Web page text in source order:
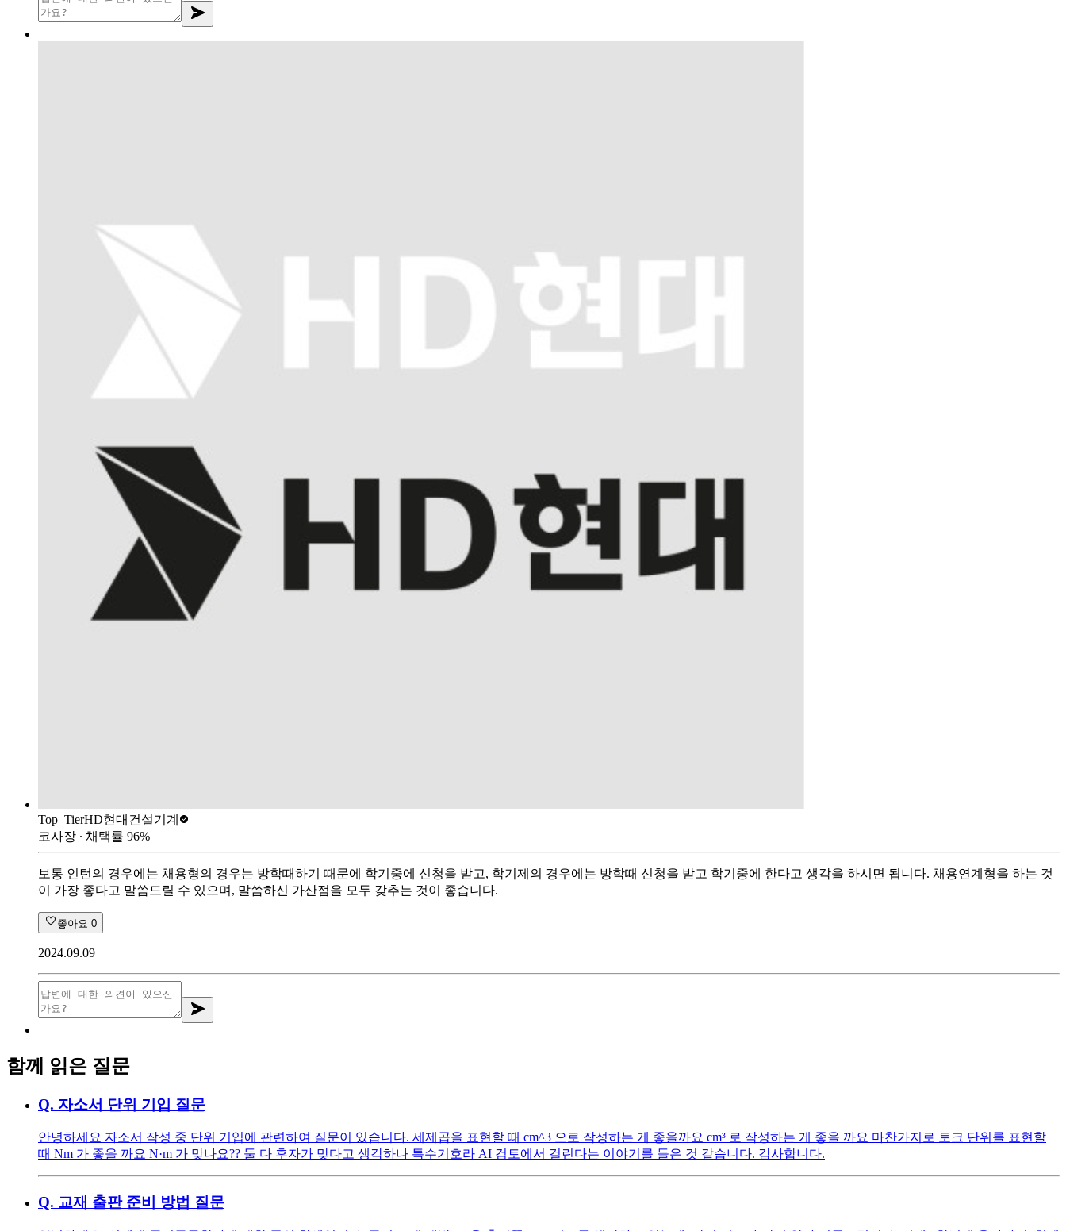
Top_TierHD현대건설기계
코사장 ∙ 채택률 96%
보통 인턴의 경우에는 채용형의 경우는 방학때하기 때문에 학기중에 신청을 받고, 학기제의 경우에는 방학때 신청을 받고 학기중에 한다고 생각을 하시면 됩니다. 채용연계형을 하는 것
이 가장 좋다고 말씀드릴 수 있으며, 말씀하신 가산점을 모두 갖추는 것이 좋습니다.
좋아요 0
2024.09.09
함께 읽은 질문
Q. 자소서 단위 기입 질문
안녕하세요 자소서 작성 중 단위 기입에 관련하여 질문이 있습니다. 세제곱을 표현할 때 cm^3 으로 작성하는 게 좋을까요 cm³ 로 작성하는 게 좋을 까요 마찬가지로 토크 단위를 표현할
때 Nm 가 좋을 까요 N·m 가 맞나요?? 둘 다 후자가 맞다고 생각하나 특수기호라 AI 검토에서 걸린다는 이야기를 들은 것 같습니다. 감사합니다.
Q. 교재 출판 준비 방법 질문